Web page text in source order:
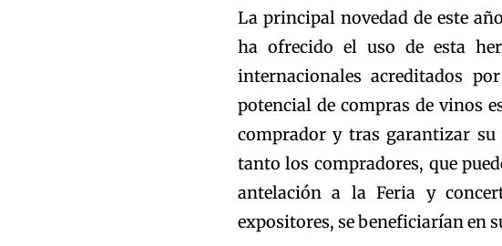
La principal novedad de este
ha ofrecido el uso de esta
internacionales acreditados
potencial de compras de vinos
comprador y tras garantizar su
tanto los compradores, que
antelación a la Feria y
expositores, se beneficiarían en